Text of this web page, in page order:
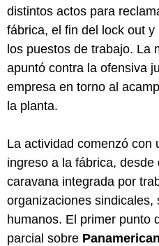
distintos actos para
fábrica, el fin del lock out
los puestos de trabajo. La
apuntó contra la ofensiva
empresa en torno al
la planta.
La actividad comenzó con
ingreso a la fábrica, desde
caravana integrada por
organizaciones sindicales,
humanos. El primer punto
parcial sobre